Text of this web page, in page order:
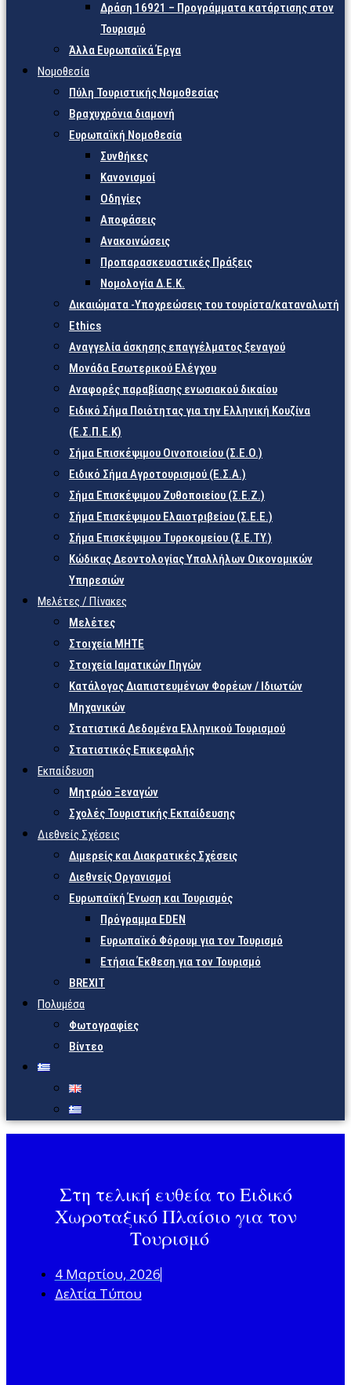
Δράση 16921 – Προγράμματα κατάρτισης στον
Τουρισμό
Άλλα Ευρωπαϊκά Έργα
Νομοθεσία
Πύλη Τουριστικής Νομοθεσίας
Βραχυχρόνια διαμονή
Ευρωπαϊκή Νομοθεσία
Συνθήκες
Κανονισμοί
Οδηγίες
Αποφάσεις
Ανακοινώσεις
Προπαρασκευαστικές Πράξεις
Νομολογία Δ.Ε.Κ.
Δικαιώματα -Υποχρεώσεις του τουρίστα/καταναλωτή
Ethics
Αναγγελία άσκησης επαγγέλματος ξεναγού
Μονάδα Εσωτερικού Ελέγχου
Αναφορές παραβίασης ενωσιακού δικαίου
Ειδικό Σήμα Ποιότητας για την Ελληνική Κουζίνα
(Ε.Σ.Π.Ε.Κ)
Σήμα Επισκέψιμου Οινοποιείου (Σ.Ε.Ο.)
Ειδικό Σήμα Αγροτουρισμού (Ε.Σ.Α.)
Σήμα Επισκέψιμου Ζυθοποιείου (Σ.Ε.Ζ.)
Σήμα Επισκέψιμου Ελαιοτριβείου (Σ.Ε.Ε.)
Σήμα Επισκέψιμου Τυροκομείου (Σ.Ε.TY.)
Κώδικας Δεοντολογίας Υπαλλήλων Οικονομικών
Υπηρεσιών
Μελέτες / Πίνακες
Μελέτες
Στοιχεία ΜΗΤΕ
Στοιχεία Ιαματικών Πηγών
Κατάλογος Διαπιστευμένων Φορέων / Ιδιωτών
Μηχανικών
Στατιστικά Δεδομένα Ελληνικού Τουρισμού
Στατιστικός Επικεφαλής
Εκπαίδευση
Μητρώο Ξεναγών
Σχολές Τουριστικής Εκπαίδευσης
Διεθνείς Σχέσεις
Διμερείς και Διακρατικές Σχέσεις
Διεθνείς Οργανισμοί
Ευρωπαϊκή Ένωση και Τουρισμός
Πρόγραμμα EDEN
Ευρωπαϊκό Φόρουμ για τον Τουρισμό
Ετήσια Έκθεση για τον Τουρισμό
BREXIT
Πολυμέσα
Φωτογραφίες
Βίντεο
Στη τελική ευθεία το Ειδικό
Χωροταξικό Πλαίσιο για τον
Τουρισμό
4 Μαρτίου, 2026
Δελτία Τύπου